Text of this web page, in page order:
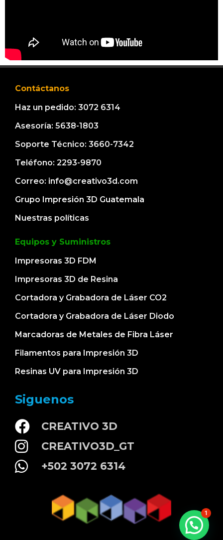
Contáctanos
Haz un pedido: 3072 6314
Asesoría: 5638-1803
Soporte Técnico: 3660-7342
Teléfono: 2293-9870
Correo: info@creativo3d.com
Grupo Impresión 3D Guatemala
Nuestras políticas
Equipos y Suministros
Impresoras 3D FDM
Impresoras 3D de Resina
Cortadora y Grabadora de Láser CO2
Cortadora y Grabadora de Láser Diodo
Marcadoras de Metales de Fibra Láser
Filamentos para Impresión 3D
Resinas UV para Impresión 3D
Siguenos
CREATIVO 3D
CREATIVO3D_GT
+502 3072 6314
1
Julio Oacaba de comprar
eSun PLA+ Premium
1.0kg/1.75mm
Blanco Nieve (Cold
White)
hace 2 días